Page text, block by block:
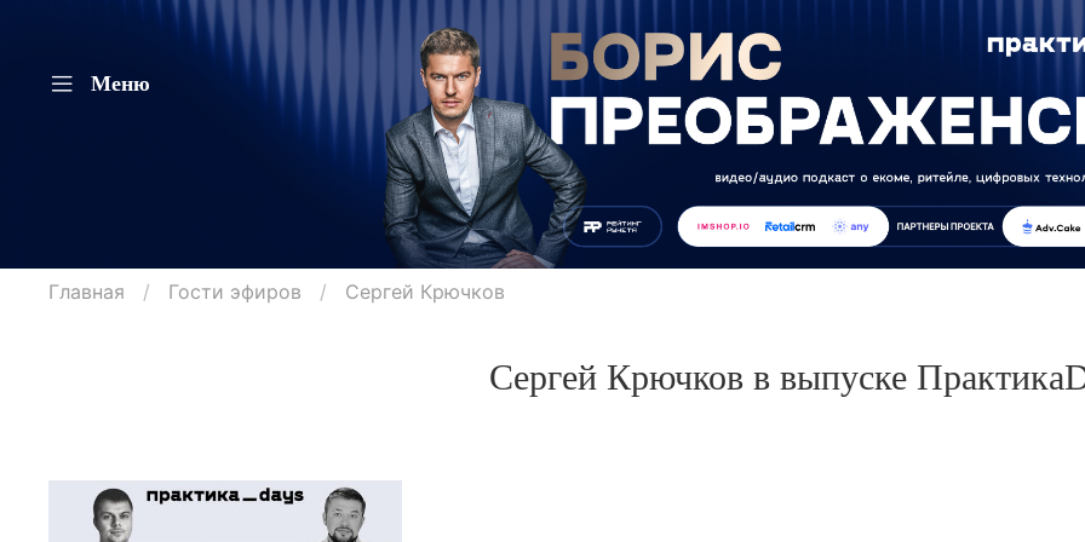
Меню
Главная Гости эфиров Сергей Крючков
Сергей Крючков в выпуске